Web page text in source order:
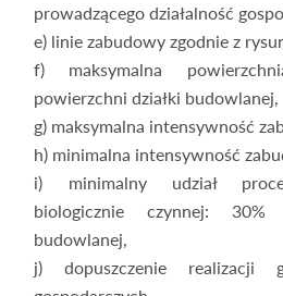
prowadzącego działalność
e) linie zabudowy zgodnie z
f) maksymalna
powierzchni działki budowlanej,
g) maksymalna intensywność
h) minimalna intensywność
i) minimalny udział
biologicznie czynnej: 30%
budowlanej,
j) dopuszczenie realizacji